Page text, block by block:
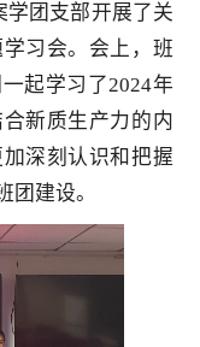
学团支部开展了关
习会。会上，班
起学习了2024年
新质生产力的内
深刻认识和把握
团建设。